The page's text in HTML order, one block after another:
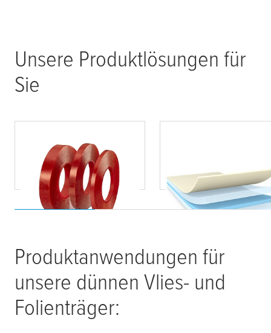
Unsere Produktlösungen für
Sie
®flameXtinct
45051
Produktanwendungen für
unsere dünnen Vlies- und
Folienträger: